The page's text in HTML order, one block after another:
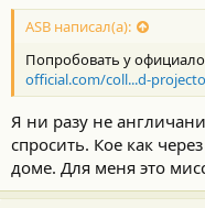
ASB написал(а):
Попробовать у
official.com/coll...d-
Я ни разу не
спросить. Кое как
доме. Для меня это